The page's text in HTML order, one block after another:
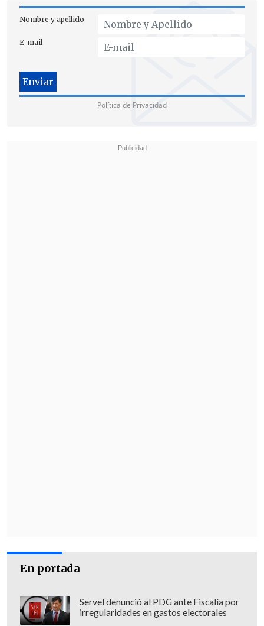
Nombre y apellido
E-mail
Política de Privacidad
En portada
Servel denunció al PDG ante Fiscalía por
irregularidades en gastos electorales